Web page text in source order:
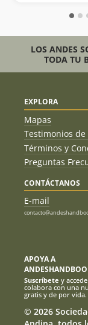
demoramos
descender se
que
excelentes de
tomar fotos. Al
hasta los
horas de bajada
radios con
hielo, 1 estaca
registrarse en
encontraba
pero sin servicio
LOS ANDES
TODA TU
EXPLORA
Mapas
Testimonios de
Términos y
Preguntas
CONTÁCTANOS
E-mail
APOYA A
Suscríbete y
colabora con una
gratis y de por vida.
© 2026